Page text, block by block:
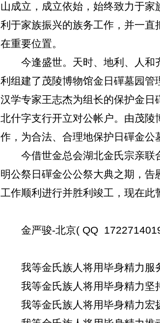
山成立，成立依始，始终致力于
利于家族振兴的族务工作，并一
在重要位置。
今逢盛世。天时、地利、人
利组建了茂陵博物馆金日磾墓园管
汉学专家王志杰为组长的保护金
北什字支行开立对公帐户。由茂
作，为合法、合理地保护日磾金公
今借世金总会湖北金氏宗亲
明公祭日磾金公公祭大典之期，
工作顺利进行并胜利竣工，现在此
金严骏-北京( QQ
我等金氏族人将用毕身精力服
我等金氏族人将用毕身精力坚
我等金氏族人将用毕身精力宏